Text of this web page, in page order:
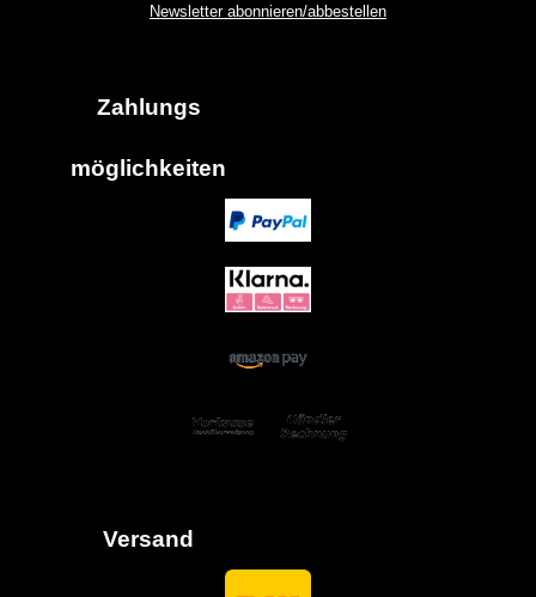
Newsletter abonnieren/abbestellen
Zahlungs
möglich keiten
Versand